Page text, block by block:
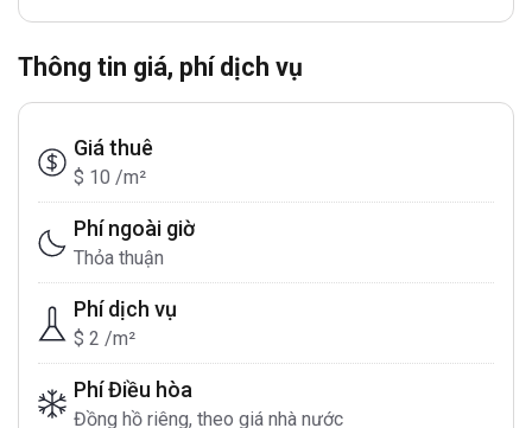
Thông tin giá, phí dịch vụ
Giá thuê
$ 10 /m²
Phí ngoài giờ
Thỏa thuận
Phí dịch vụ
$ 2 /m²
Phí Điều hòa
Đồng hồ riêng, theo giá nhà nước